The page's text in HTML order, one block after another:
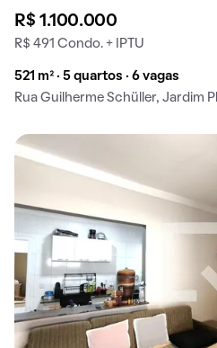
R$ 1.100.000
R$ 491 Condo. + IPTU
521 m² · 5 quartos · 6 vagas
Rua Guilherme Schüller, Jardim